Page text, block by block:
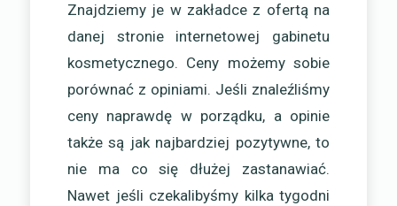
Znajdziemy je w zakładce z ofertą na
danej stronie internetowej gabinetu
kosmetycznego. Ceny możemy sobie
porównać z opiniami. Jeśli znaleźliśmy
ceny naprawdę w porządku, a opinie
także są jak najbardziej pozytywne, to
nie ma co się dłużej zastanawiać.
Nawet jeśli czekalibyśmy kilka tygodni